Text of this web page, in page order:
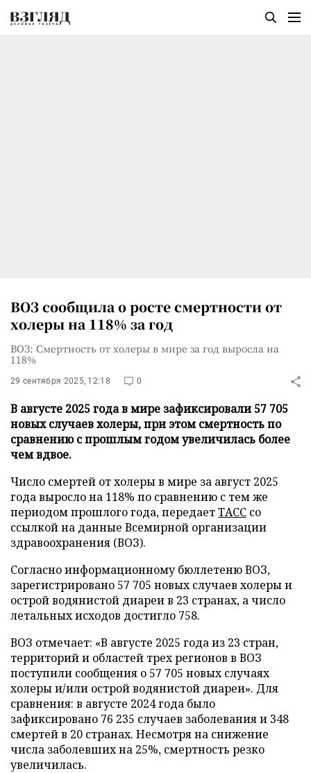
ВОЗ сообщила о росте смертности от
холеры на 118% за год
ВОЗ: Смертность от холеры в мире за год выросла на
118%
29 сентября 2025, 12:18 0
В августе 2025 года в мире зафиксировали 57 705
новых случаев холеры, при этом смертность по
сравнению с прошлым годом увеличилась более
чем вдвое.
Число смертей от холеры в мире за август 2025
года выросло на 118% по сравнению с тем же
периодом прошлого года, передаетТАСС со
ссылкой на данные Всемирной организации
здравоохранения (ВОЗ).
Согласно информационному бюллетеню ВОЗ,
зарегистрировано 57 705 новых случаев холеры и
острой водянистой диареи в 23 странах, а число
летальных исходов достигло 758.
ВОЗ отмечает: «В августе 2025 года из 23 стран,
территорий и областей трех регионов в ВОЗ
поступили сообщения о 57 705 новых случаях
холеры и/или острой водянистой диареи». Для
сравнения: в августе 2024 года было
зафиксировано 76 235 случаев заболевания и 348
смертей в 20 странах. Несмотря на снижение
числа заболевших на 25%, смертность резко
увеличилась.